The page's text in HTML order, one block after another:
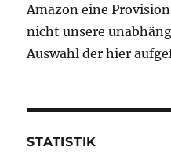
Amazon eine
nicht unsere
Auswahl der hier
STATISTIK